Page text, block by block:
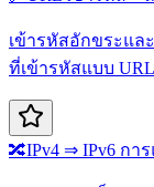
เข้ารหัสอักขระแ
ที่เข้ารหัสแบบ URL
🔀IPv4 ⇒ IPv6 กา